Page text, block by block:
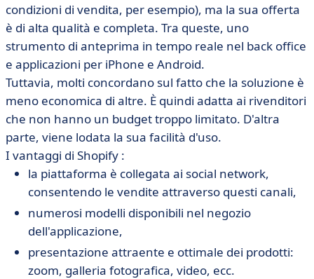
condizioni di vendita, per esempio), ma la sua offerta
è di alta qualità e completa. Tra queste, uno
strumento di anteprima in tempo reale nel back office
e applicazioni per iPhone e Android.
Tuttavia, molti concordano sul fatto che la soluzione è
meno economica di altre. È quindi adatta ai rivenditori
che non hanno un budget troppo limitato. D'altra
parte, viene lodata la sua facilità d'uso.
I vantaggi di Shopify :
la piattaforma è collegata ai social network,
consentendo le vendite attraverso questi canali,
numerosi modelli disponibili nel negozio
dell'applicazione,
presentazione attraente e ottimale dei prodotti:
zoom, galleria fotografica, video, ecc.